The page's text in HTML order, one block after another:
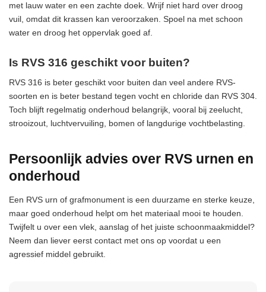
met lauw water en een zachte doek. Wrijf niet hard over droog
vuil, omdat dit krassen kan veroorzaken. Spoel na met schoon
water en droog het oppervlak goed af.
Is RVS 316 geschikt voor buiten?
RVS 316 is beter geschikt voor buiten dan veel andere RVS-
soorten en is beter bestand tegen vocht en chloride dan RVS 304.
Toch blijft regelmatig onderhoud belangrijk, vooral bij zeelucht,
strooizout, luchtvervuiling, bomen of langdurige vochtbelasting.
Persoonlijk advies over RVS urnen en
onderhoud
Een RVS urn of grafmonument is een duurzame en sterke keuze,
maar goed onderhoud helpt om het materiaal mooi te houden.
Twijfelt u over een vlek, aanslag of het juiste schoonmaakmiddel?
Neem dan liever eerst contact met ons op voordat u een
agressief middel gebruikt.